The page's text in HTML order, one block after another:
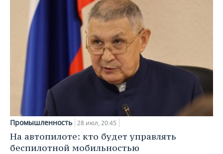
Промышленность 28 июл, 20:45
На автопилоте: кто будет управлять
беспилотной мобильностью